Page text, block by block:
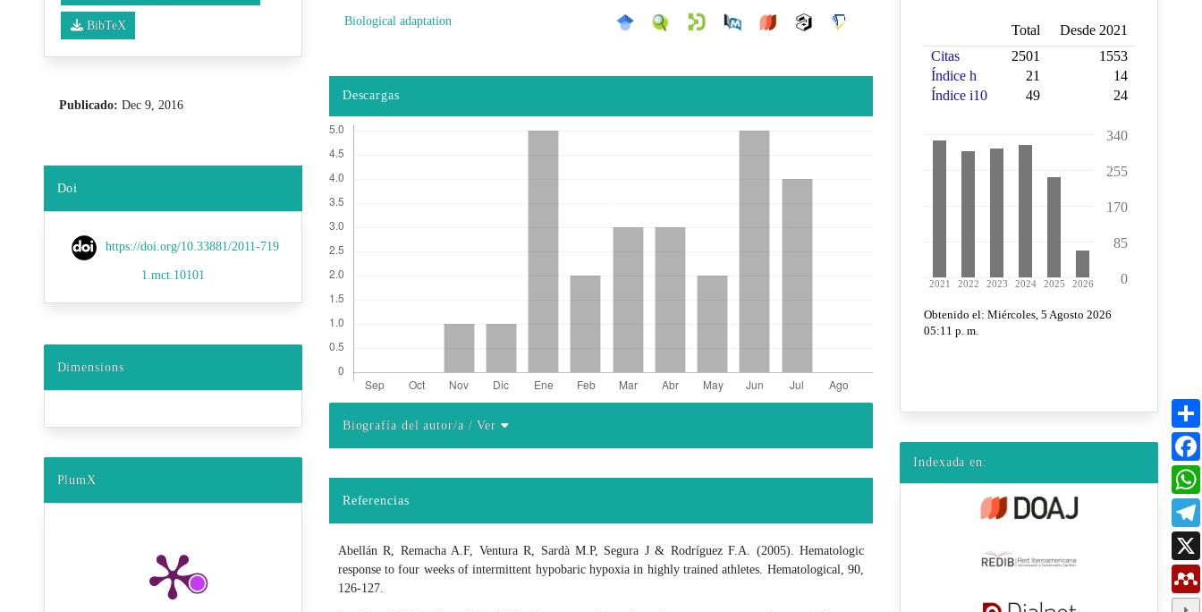
BibTeX
Publicado: Dec 9, 2016
Doi
https://doi.org/10.33881/2011-719
1.mct.10101
Dimensions
PlumX
Biological adaptation
Descargas
Biografía del autor/a / Ver
Referencias
Abellán R, Remacha A.F, Ventura R, Sardà M.P, Segura J & Rodríguez F.A. (2005). Hematologic
response to four weeks of intermittent hypobaric hypoxia in highly trained athletes. Hematological, 90,
126-127.
Indexada en: